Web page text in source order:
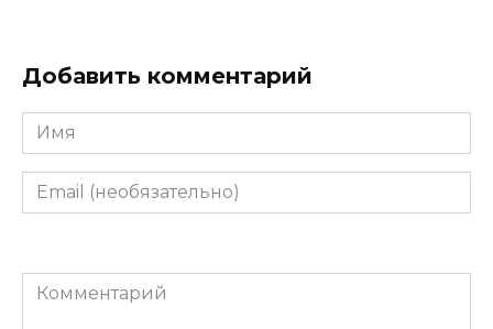
Добавить комментарий
Имя
Email
(необязательно)
Комментарий